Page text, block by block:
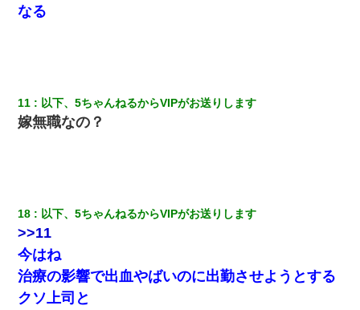
【衝撃】ある工場に配属すると、女の人がみんな退職してしま
レ！」私「なんでよ」Ａ「ケーチ！バーカ！」→ 後日、Ａ旦那が
凸してきた
小2の頃、妹と昼寝してたら家が火事になってて気づくと逃げ場が
なかった。妹を抱き締めて「ﾀﾋんじゃうよ」って泣いてたら…
【まぬけ】夫「離婚だ！」私「わかった。で？」夫「慰謝料
だ！」私「いいけど弁護士通して。私も請求する」夫「」
なる
11 以下、5ちゃんねるからVIPがお送りします
嫁無職なの？
18 以下、5ちゃんねるからVIPがお送りします
>>11
今はね
治療の影響で出血やばいのに出勤させようとする
クソ上司と